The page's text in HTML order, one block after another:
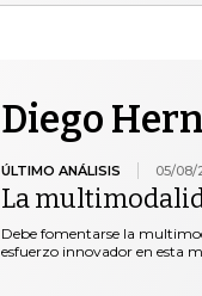
Diego
ÚLTIMO ANÁLISIS 05/08/
La
Debe fomentarse la
esfuerzo innovador en esta